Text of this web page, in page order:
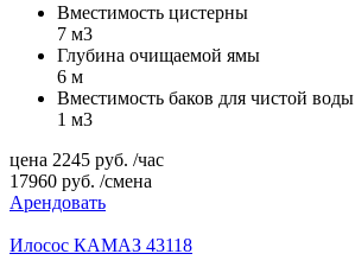
Вместимость цистерны
7 м3
Глубина очищаемой ямы
6 м
Вместимость баков для чистой воды
1 м3
цена 2245 руб. /час
17960 руб. /смена
Арендовать
Илосос КАМАЗ 43118